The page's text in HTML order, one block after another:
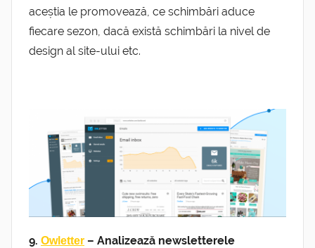
aceștia le promovează, ce schimbări aduce
fiecare sezon, dacă există schimbări la nivel de
design al site-ului etc.
9. Owletter – Analizează newsletterele